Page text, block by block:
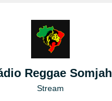
Reggae Somjah
Stream